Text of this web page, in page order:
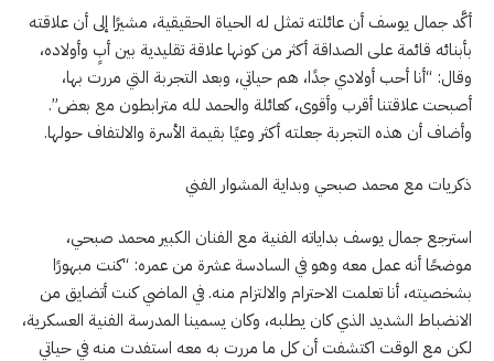
أكَّد جمال يوسف أن عائلته تمثل له الحياة الحقيقية، مشيرًا إلى أن علاقته
بأبنائه قائمة على الصداقة أكثر من كونها علاقة تقليدية بين أبٍ وأولاده،
وقال: “أنا أحب أولادي جدًا، هم حياتي، وبعد التجربة التي مررت بها،
أصبحت علاقتنا أقرب وأقوى، كعائلة والحمد لله مترابطون مع بعض”.
وأضاف أن هذه التجربة جعلته أكثر وعيًا بقيمة الأسرة والالتفاف حولها.
ذكريات مع محمد صبحي وبداية المشوار الفني
استرجع جمال يوسف بداياته الفنية مع الفنان الكبير محمد صبحي،
موضحًا أنه عمل معه وهو في السادسة عشرة من عمره: “كنت مبهورًا
بشخصيته، أنا تعلمت الاحترام والالتزام منه. في الماضي كنت أتضايق من
الانضباط الشديد الذي كان يطلبه، وكان يسمينا المدرسة الفنية العسكرية،
لكن مع الوقت اكتشفت أن كل ما مررت به معه استفدت منه في حياتي